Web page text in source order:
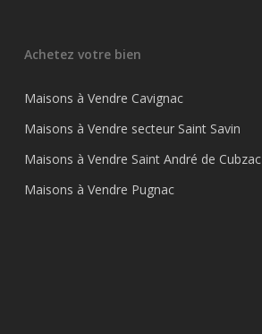
Achetez votre bien
Maisons à Vendre Cavignac
Maisons à Vendre secteur Saint Savin
Maisons à Vendre Saint André de Cubzac
Maisons à Vendre Pugnac